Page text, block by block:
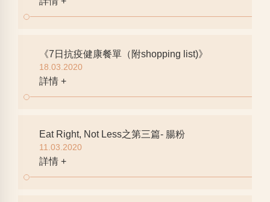
《7日抗疫健康餐單（附shopping list)》
18.03.2020
詳情 +
Eat Right, Not Less之第三篇- 腸粉
11.03.2020
詳情 +